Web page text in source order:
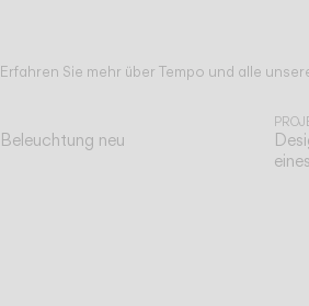
Erfahren Sie mehr über Tempo und alle
neu